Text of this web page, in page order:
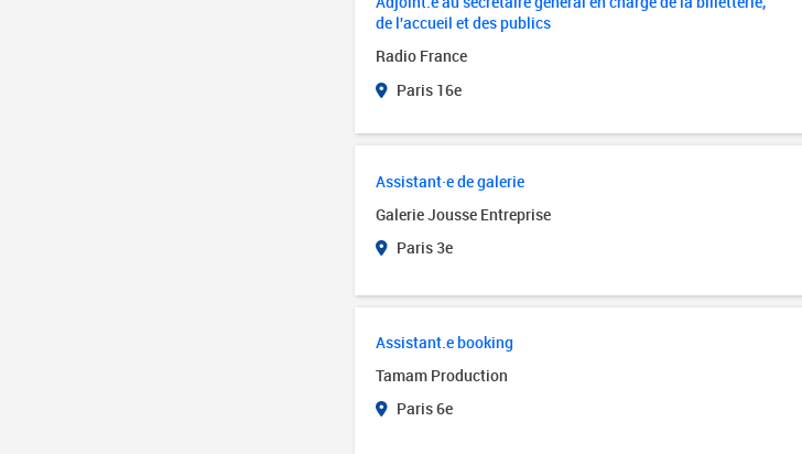
de l'accueil et des publics
Radio France
Paris 16e
Assistant·e de galerie
Galerie Jousse Entreprise
Paris 3e
Assistant.e booking
Tamam Production
Paris 6e